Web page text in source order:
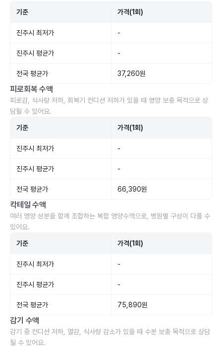
기준 가격(1회)
진주시 최저가 -
진주시 평균가 -
전국 평균가 37,260원
피로회복 수액
피로감, 식사량 저하, 회복기 컨디션 저하가 있을 때 영양 보충 목적으로 상
담될 수 있어요.
기준 가격(1회)
진주시 최저가 -
진주시 평균가 -
전국 평균가 66,390원
칵테일 수액
여러 영양 성분을 함께 조합하는 복합 영양수액으로, 병원별 구성이 다를 수
있어요.
기준 가격(1회)
진주시 최저가 -
진주시 평균가 -
전국 평균가 75,890원
감기 수액
감기 중 컨디션 저하, 열감, 식사량 감소가 있을 때 수분 보충 목적으로 상담
될 수 있어요.